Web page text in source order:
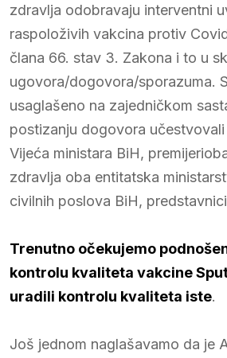
zdravlja odobravaju interventni
raspoloživih vakcina protiv
člana 66. stav 3. Zakona i to u
ugovora/dogovora/sporazuma.
usaglašeno na zajedničkom
postizanju dogovora
Vijeća ministara BiH,
zdravlja oba entitatska
civilnih poslova BiH,
Trenutno očekujemo
kontrolu kvaliteta vakcine
uradili kontrolu kvaliteta iste.
Još jednom naglašavamo da je